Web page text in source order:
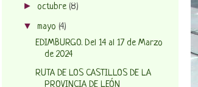
► octubre (8)
▼mayo (4)
EDIMBURGO. Del 14 al 17 de Marzo
de 2024
RUTA DE LOS CASTILLOS DE LA
PROVINCIA DE LEÓN